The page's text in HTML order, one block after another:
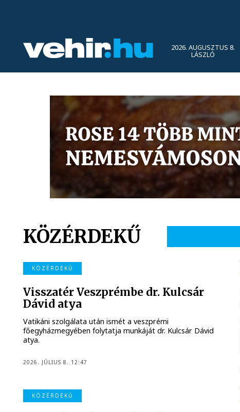
2026. AUGUSZTUS 8.
LÁSZLÓ
KÖZÉRDEKŰ
KÖZÉRDEKŰ
Visszatér Veszprémbe dr. Kulcsár
Dávid atya
Vatikáni szolgálata után ismét a veszprémi
főegyházmegyében folytatja munkáját dr. Kulcsár Dávid
atya.
2026. JÚLIUS 8. 12:47
KÖZÉRDEKŰ